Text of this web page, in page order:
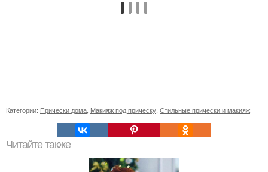
Категории: Прически дома Макияж под прическу Стильные прически и макияж
Читайте также